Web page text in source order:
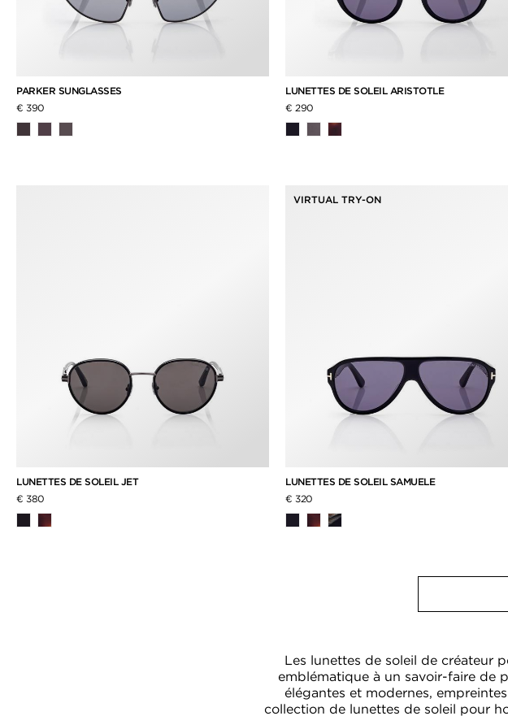
PARKER SUNGLASSES
€ 390
LUNETTES DE SOLEIL ARISTOTLE
€ 290
LUNETTES DE SOLEIL JET
€ 380
VIRTUAL TRY-ON
LUNETTES DE SOLEIL SAMUELE
€ 320
Les lunettes de soleil de créateur
emblématique à un savoir-faire de
élégantes et modernes,
collection de lunettes de soleil pour